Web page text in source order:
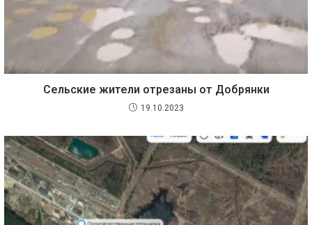
Сельские жители отрезаны от Добрянки
19.10.2023